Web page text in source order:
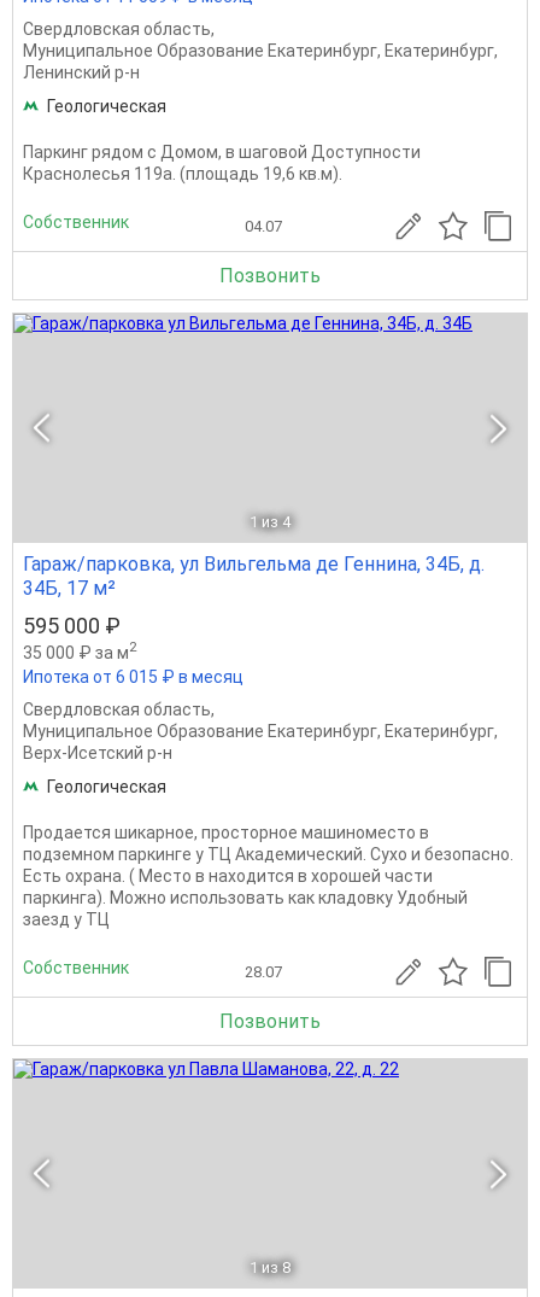
Свердловская область,
Муниципальное Образование Екатеринбург, Екатеринбург,
Ленинский р-н
Геологическая
Паркинг рядом с Домом, в шаговой Доступности
Краснолесья 119а. (площадь 19,6 кв.м).
Собственник 04.07
Позвонить
1 из 4
Гараж/парковка, ул Вильгельма де Геннина, 34Б, д.
34Б, 17 м²
595 000 ₽
35 000 ₽ за м2
Ипотека от 6 015 ₽ в месяц
Свердловская область,
Муниципальное Образование Екатеринбург, Екатеринбург,
Верх-Исетский р-н
Геологическая
Продается шикарное, просторное машиноместо в
подземном паркинге у ТЦ Академический. Сухо и безопасно.
Есть охрана. ( Место в находится в хорошей части
паркинга). Можно использовать как кладовку Удобный
заезд у ТЦ
Собственник 28.07
Позвонить
1 из 8